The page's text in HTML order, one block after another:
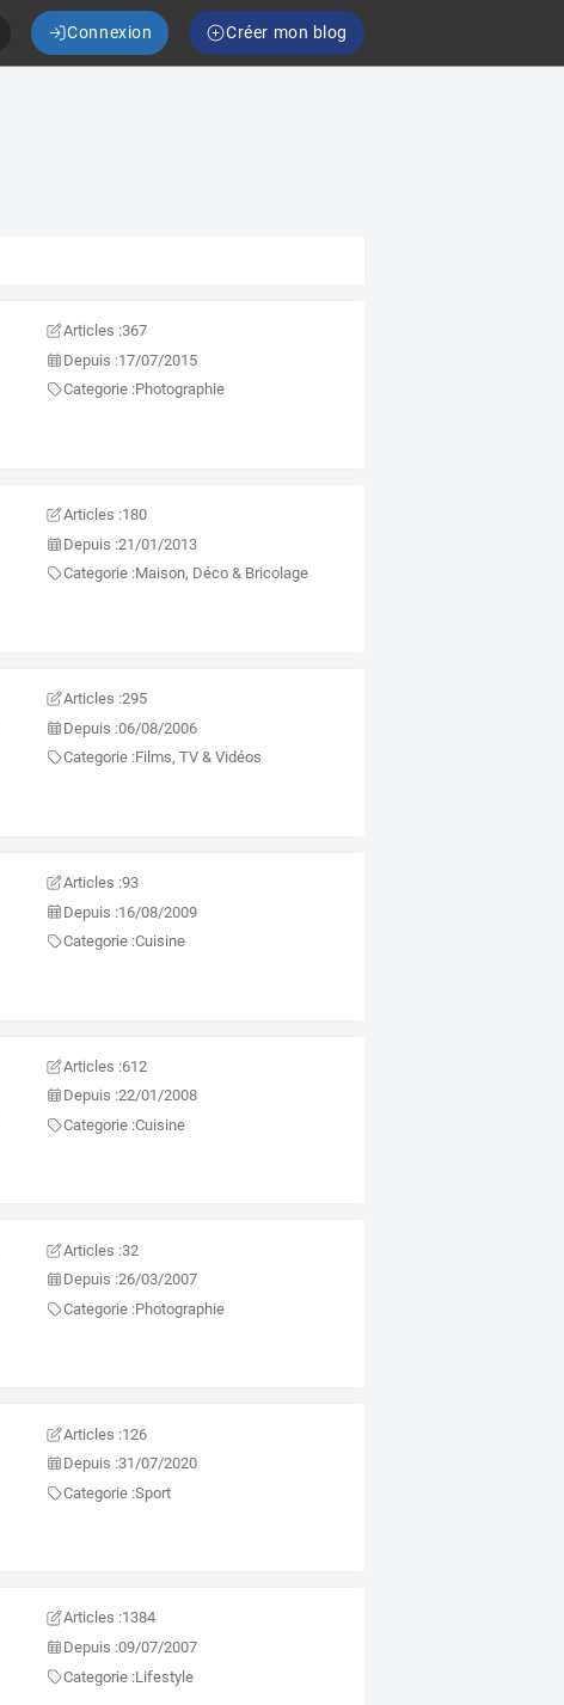
Connexion Créer mon blog
Articles :367
Depuis :17/07/2015
Categorie :Photographie
Articles :180
Depuis :21/01/2013
Categorie :Maison, Déco & Bricolage
Articles :295
Depuis :06/08/2006
Categorie :Films, TV & Vidéos
Articles :93
Depuis :16/08/2009
Categorie :Cuisine
Articles :612
Depuis :22/01/2008
Categorie :Cuisine
Articles :32
Depuis :26/03/2007
Categorie :Photographie
Articles :126
Depuis :31/07/2020
Categorie :Sport
Articles :1384
Depuis :09/07/2007
Categorie :Lifestyle